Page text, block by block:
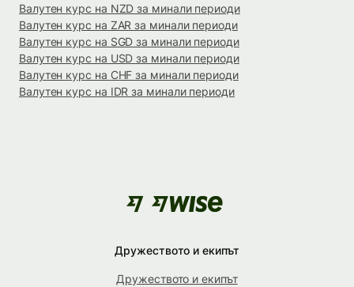
Валутен курс на NZD за минали периоди
Валутен курс на ZAR за минали периоди
Валутен курс на SGD за минали периоди
Валутен курс на USD за минали периоди
Валутен курс на CHF за минали периоди
Валутен курс на IDR за минали периоди
Дружеството и екипът
Дружеството и екипът